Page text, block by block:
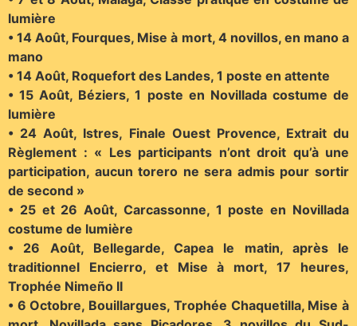
lumière
• 14 Août, Fourques, Mise à mort, 4 novillos, en mano a
mano
• 14 Août, Roquefort des Landes, 1 poste en attente
• 15 Août, Béziers, 1 poste en Novillada costume de
lumière
• 24 Août, Istres, Finale Ouest Provence, Extrait du
Règlement : « Les participants n’ont droit qu’à une
participation, aucun torero ne sera admis pour sortir
de second »
• 25 et 26 Août, Carcassonne, 1 poste en Novillada
costume de lumière
• 26 Août, Bellegarde, Capea le matin, après le
traditionnel Encierro, et Mise à mort, 17 heures,
Trophée Nimeño II
• 6 Octobre, Bouillargues, Trophée Chaquetilla, Mise à